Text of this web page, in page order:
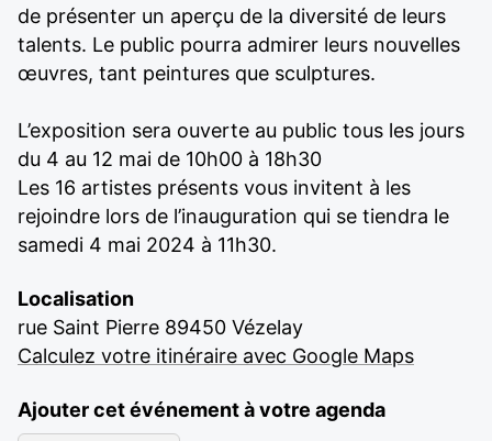
de présenter un aperçu de la diversité de leurs
talents. Le public pourra admirer leurs nouvelles
œuvres, tant peintures que sculptures.
L’exposition sera ouverte au public tous les jours
du 4 au 12 mai de 10h00 à 18h30
Les 16 artistes présents vous invitent à les
rejoindre lors de l’inauguration qui se tiendra le
samedi 4 mai 2024 à 11h30.
Localisation
rue Saint Pierre 89450 Vézelay
Calculez votre itinéraire avec Google Maps
Ajouter cet événement à votre agenda